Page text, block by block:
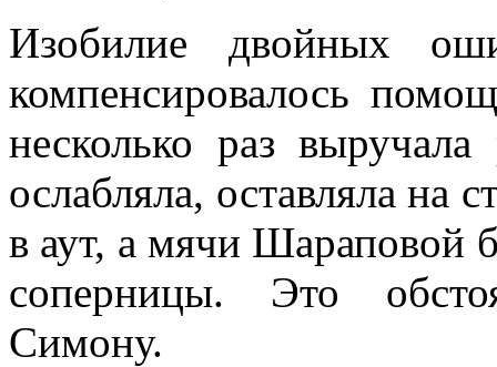
Изобилие двойных
компенсировалось
несколько раз
ослабляла, оставляла на
в аут, а мячи Шараповой
соперницы. Это
Симону.